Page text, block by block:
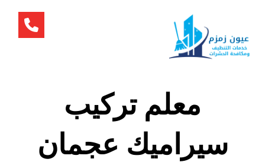
معلم تركيب
سيراميك عجمان